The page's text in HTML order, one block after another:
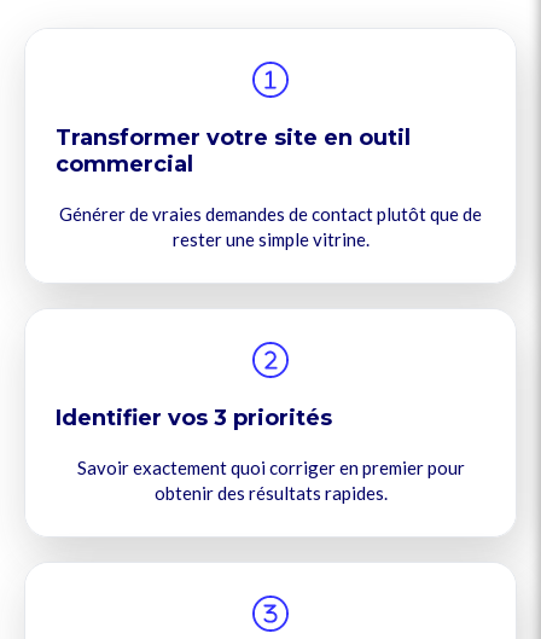
Transformer votre site en outil
commercial
Générer de vraies demandes de contact plutôt que de
rester une simple vitrine.
Identifier vos 3 priorités
Savoir exactement quoi corriger en premier pour
obtenir des résultats rapides.